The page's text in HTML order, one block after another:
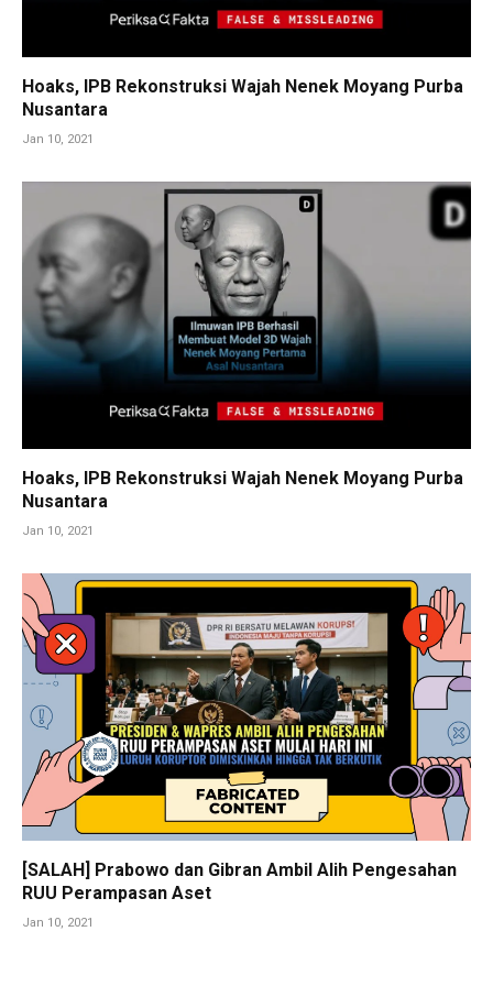
Hoaks, IPB Rekonstruksi Wajah Nenek Moyang Purba
Nusantara
Jan 10, 2021
Hoaks, IPB Rekonstruksi Wajah Nenek Moyang Purba
Nusantara
Jan 10, 2021
[SALAH] Prabowo dan Gibran Ambil Alih Pengesahan
RUU Perampasan Aset
Jan 10, 2021